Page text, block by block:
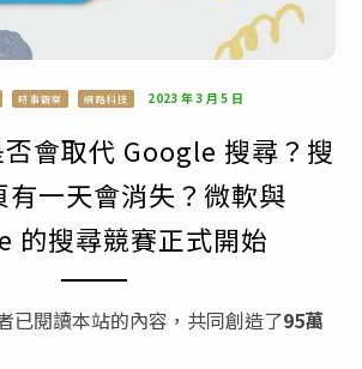
時事觀察 網路科技 2023 年 3 月 5 日
會取代 Google 搜尋？搜
有一天會消失？微軟與
的搜尋競賽正式開始
已閱讀本站的內容，共同創造了95萬